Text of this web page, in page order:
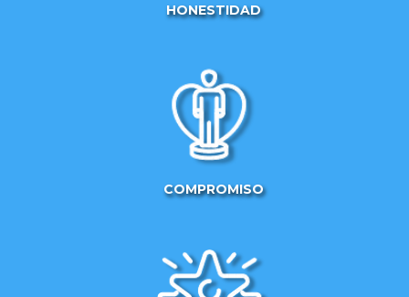
HONESTIDAD
COMPROMISO